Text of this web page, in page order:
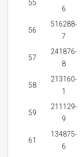
55
6
56
516288-
7
57
241876-
8
58
213160-
1
59
211129-
9
61
134875-
6